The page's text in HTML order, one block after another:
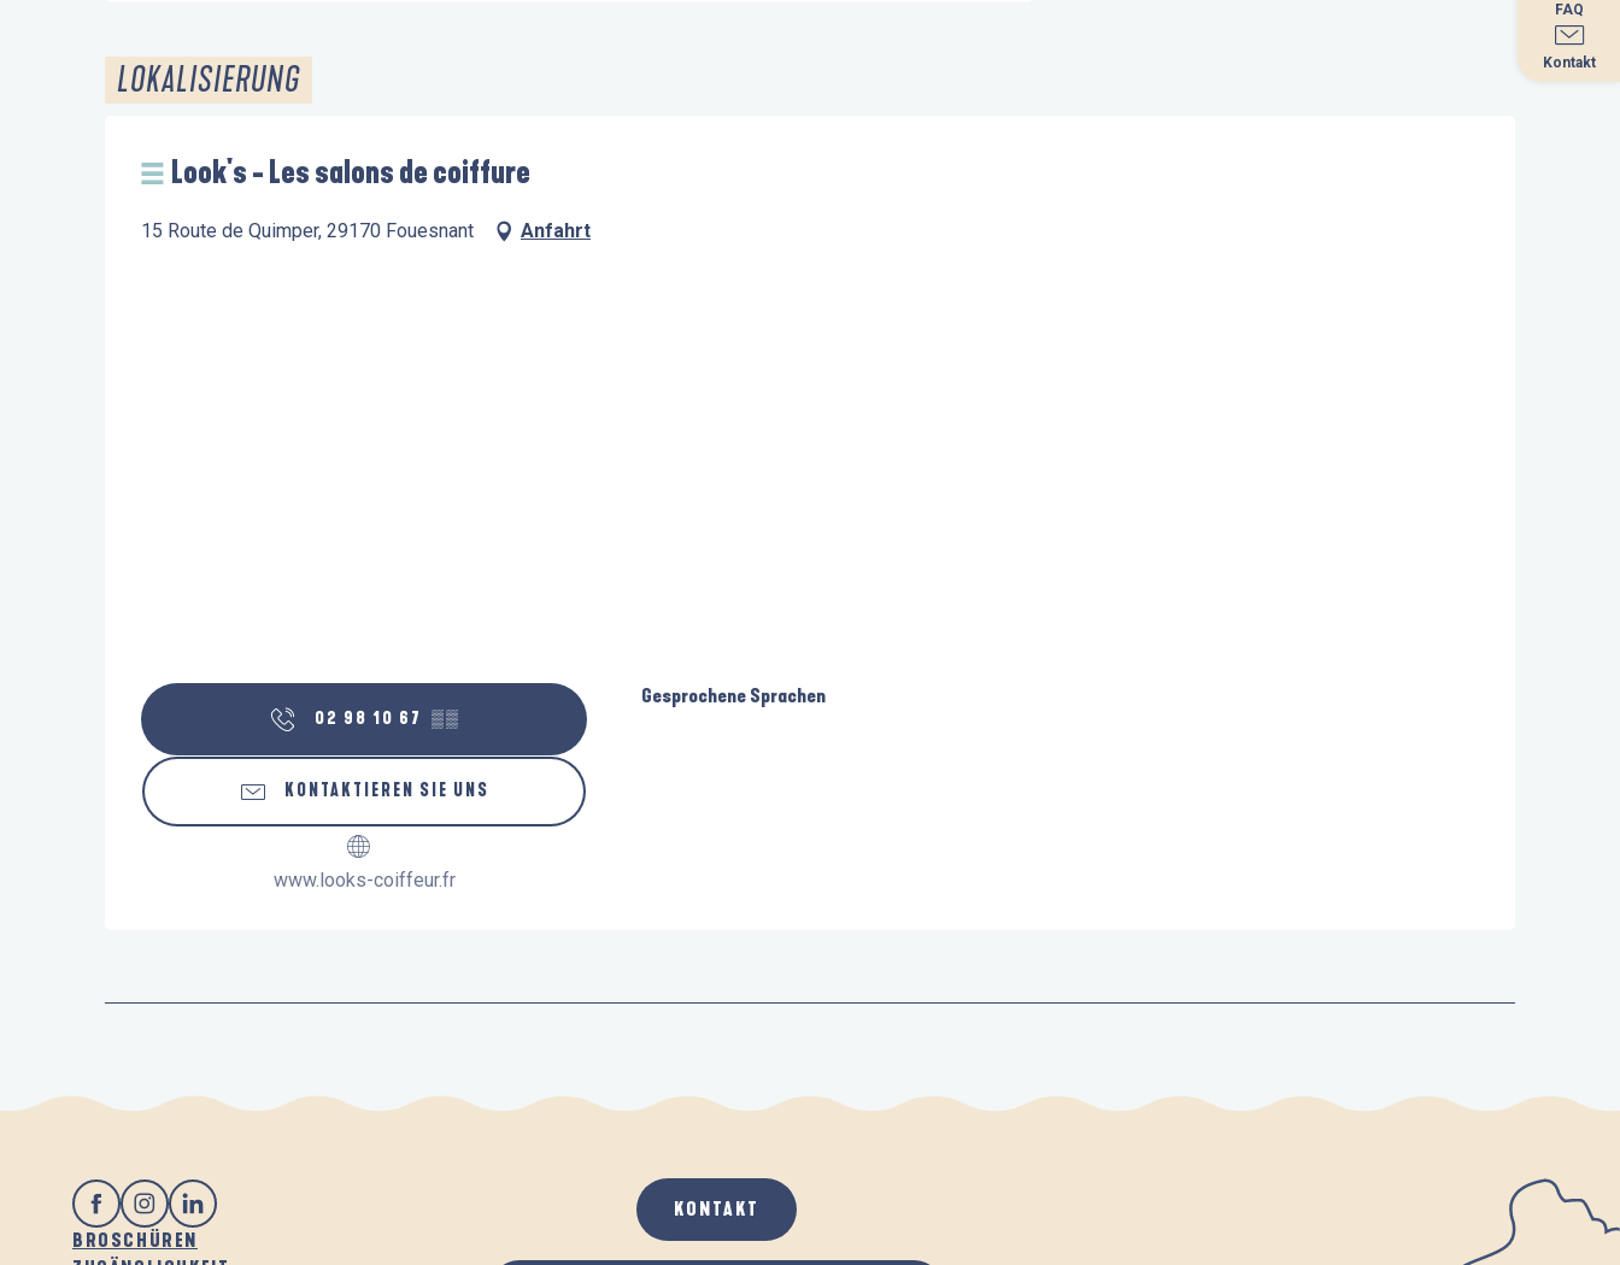
FAQ
Kontakt
Kontakt
LOKALISIERUNG
Look's - Les salons de coiffure
15 Route de Quimper, 29170 Fouesnant Anfahrt
02 98 10 67 ▒▒
KONTAKTIEREN SIE UNS
www.looks-coiffeur.fr
Gesprochene Sprachen
Gesprochene Sprachen
BROSCHÜREN
KONTAKT